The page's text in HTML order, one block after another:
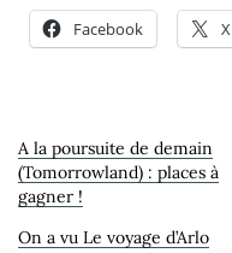
Facebook X
A la poursuite de demain
(Tomorrowland) : places à
gagner !
On a vu Le voyage d’Arlo